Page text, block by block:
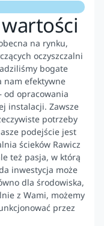
na rynku,
oczyszczalni
bogate
nam efektywne
od opracowania
instalacji. Zawsze
potrzeby
podejście jest
ścieków Rawicz
też pasja, w którą
inwestycja może
dla środowiska,
z Wami, możemy
przez